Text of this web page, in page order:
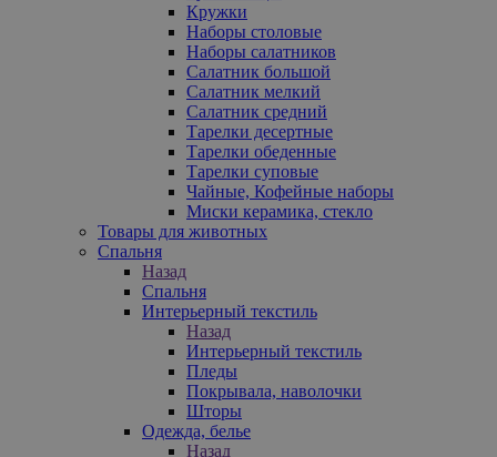
Кружки
Наборы столовые
Наборы салатников
Салатник большой
Салатник мелкий
Салатник средний
Тарелки десертные
Тарелки обеденные
Тарелки суповые
Чайные, Кофейные наборы
Миски керамика, стекло
Товары для животных
Спальня
Назад
Спальня
Интерьерный текстиль
Назад
Интерьерный текстиль
Пледы
Покрывала, наволочки
Шторы
Одежда, белье
Назад